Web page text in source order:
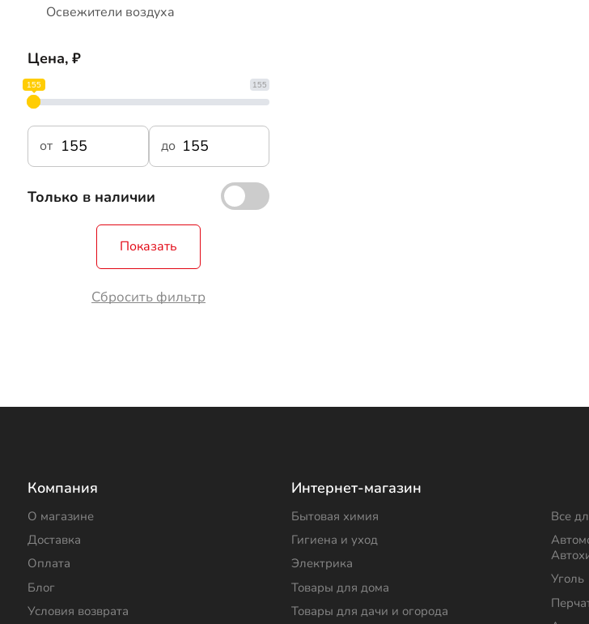
Освежители воздуха
Цена, ₽
155
155
от до
Только в наличии
Показать
Сбросить фильтр
Компания
О магазине
Доставка
Оплата
Блог
Условия возврата
Интернет-магазин
Бытовая химия
Гигиена и уход
Электрика
Товары для дома
Товары для дачи и огорода
Все
Уголь